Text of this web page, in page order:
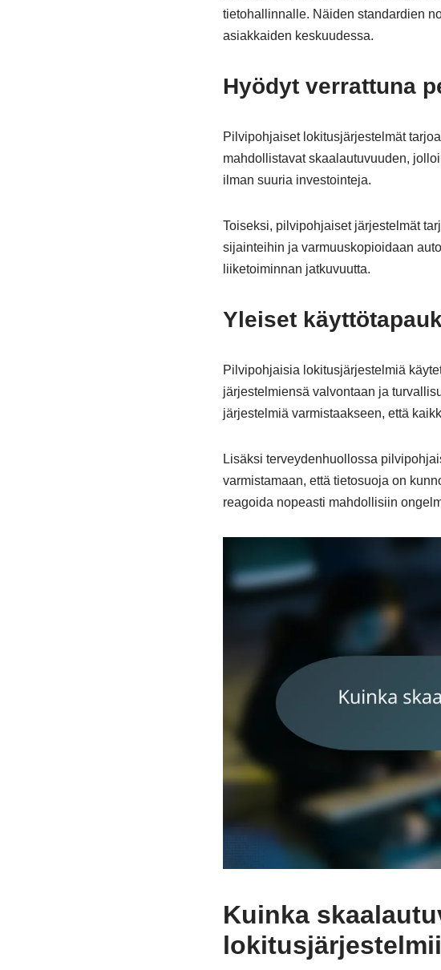
tietohallinnalle. Näiden standardien
asiakkaiden keskuudessa.
Hyödyt verrattuna
Pilvipohjaiset lokitusjärjestelmät
mahdollistavat skaalautuvuuden,
ilman suuria investointeja.
Toiseksi, pilvipohjaiset järjestelmät
sijainteihin ja varmuuskopioidaan
liiketoiminnan jatkuvuutta.
Yleiset
Pilvipohjaisia lokitusjärjestelmiä
järjestelmiensä valvontaan ja
järjestelmiä varmistaakseen, että
Lisäksi terveydenhuollossa
varmistamaan, että tietosuoja on
reagoida nopeasti mahdollisiin
Kuinka